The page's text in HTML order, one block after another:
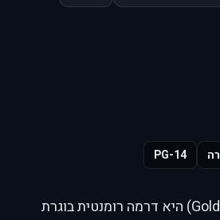
PG-14
גולדן טיים (Golden Time) היא דרמה רומנטית בוגרת